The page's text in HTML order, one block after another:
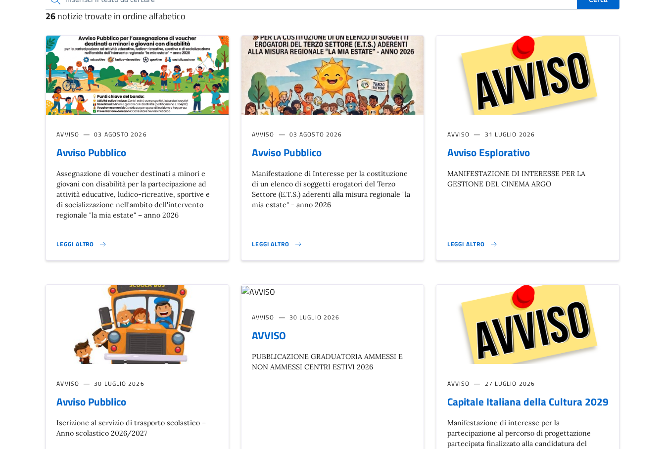
26notizie trovate in ordine alfabetico
AVVISO 03 AGOSTO 2026
Avviso Pubblico
Assegnazione di voucher destinati a minori e
giovani con disabilità per la partecipazione ad
attività educative, ludico-ricreative, sportive e
di socializzazione nell'ambito dell'intervento
regionale "la mia estate" – anno 2026
LEGGI ALTRO
AVVISO PUBBLICO}
AVVISO 03 AGOSTO 2026
Avviso Pubblico
Manifestazione di Interesse per la costituzione
di un elenco di soggetti erogatori del Terzo
Settore (E.T.S.) aderenti alla misura regionale "la
mia estate" - anno 2026
LEGGI ALTRO
AVVISO PUBBLICO }
AVVISO 31 LUGLIO 2026
Avviso Esplorativo
MANIFESTAZIONE DI INTERESSE PER LA
GESTIONE DEL CINEMA ARGO
LEGGI ALTRO
AVVISO ESPLORATIVO}
AVVISO 30 LUGLIO 2026
Avviso Pubblico
Iscrizione al servizio di trasporto scolastico –
Anno scolastico 2026/2027
AVVISO 30 LUGLIO 2026
AVVISO
PUBBLICAZIONE GRADUATORIA AMMESSI E
NON AMMESSI CENTRI ESTIVI 2026
AVVISO 27 LUGLIO 2026
Capitale Italiana della Cultura 2029
Manifestazione di interesse per la
partecipazione al percorso di progettazione
partecipata finalizzato alla candidatura del